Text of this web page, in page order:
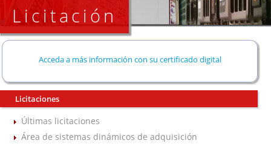
Licitación
Acceda a más información con su certificado digital
Licitaciones
Últimas licitaciones
Área de sistemas dinámicos de adquisición